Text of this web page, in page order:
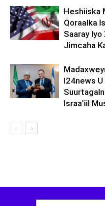
Heshiiska
Qoraalka
Saaray
Jimcaha
I24news U
Israa’iil